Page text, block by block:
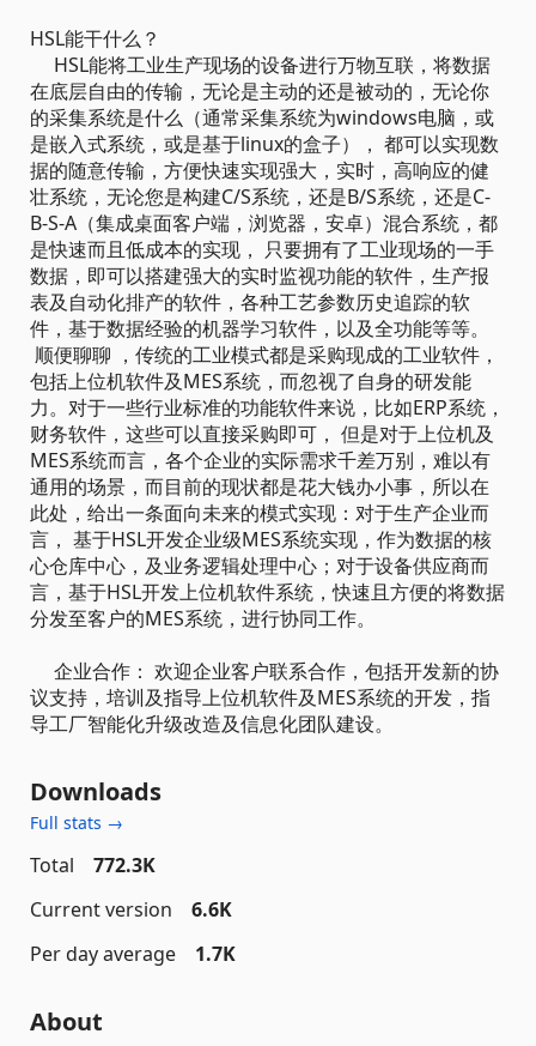
HSL能干什么？
HSL能将工业生产现场的设备进行万物互联，将数据
在底层自由的传输，无论是主动的还是被动的，无论你
的采集系统是什么（通常采集系统为windows电脑，或
是嵌入式系统，或是基于linux的盒子）， 都可以实现数
据的随意传输，方便快速实现强大，实时，高响应的健
壮系统，无论您是构建C/S系统，还是B/S系统，还是C-
B-S-A（集成桌面客户端，浏览器，安卓）混合系统，都
是快速而且低成本的实现， 只要拥有了工业现场的一手
数据，即可以搭建强大的实时监视功能的软件，生产报
表及自动化排产的软件，各种工艺参数历史追踪的软
件，基于数据经验的机器学习软件，以及全功能等等。
顺便聊聊 ，传统的工业模式都是采购现成的工业软件，
包括上位机软件及MES系统，而忽视了自身的研发能
力。对于一些行业标准的功能软件来说，比如ERP系统，
财务软件，这些可以直接采购即可， 但是对于上位机及
MES系统而言，各个企业的实际需求千差万别，难以有
通用的场景，而目前的现状都是花大钱办小事，所以在
此处，给出一条面向未来的模式实现：对于生产企业而
言， 基于HSL开发企业级MES系统实现，作为数据的核
心仓库中心，及业务逻辑处理中心；对于设备供应商而
言，基于HSL开发上位机软件系统，快速且方便的将数据
分发至客户的MES系统，进行协同工作。
企业合作： 欢迎企业客户联系合作，包括开发新的协
议支持，培训及指导上位机软件及MES系统的开发，指
导工厂智能化升级改造及信息化团队建设。
Downloads
Full stats →
Total
772.3K
Current version
6.6K
Per day average
1.7K
About